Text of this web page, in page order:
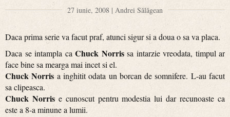
27 iunie, 2008 | Andrei Sălăgean
Daca prima serie va facut praf, atunci sigur si a doua o sa va placa.
Daca se intampla ca Chuck Norrissa intarzie vreodata, timpul ar
face bine sa mearga mai incet si el.
Chuck Norris a inghitit odata un borcan de somnifere. L-au facut
sa clipeasca.
Chuck Norrise cunoscut pentru modestia lui dar recunoaste ca
este a 8-a minune a lumii.